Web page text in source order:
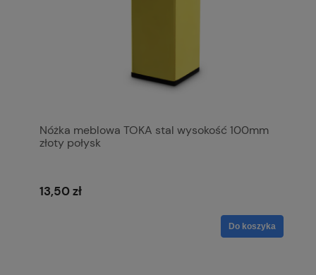
Nóżka meblowa TOKA stal wysokość 100mm
złoty połysk
13,50 zł
Do koszyka